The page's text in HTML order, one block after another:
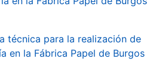
técnica para la realización de
en la Fábrica Papel de Burgos